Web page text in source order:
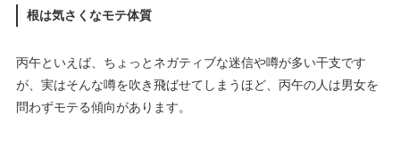
根は気さくなモテ体質
丙午といえば、ちょっとネガティブな迷信や噂が多い干支です
が、実はそんな噂を吹き飛ばせてしまうほど、丙午の人は男女を
問わずモテる傾向があります。